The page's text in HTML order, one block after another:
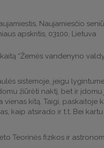
Naujamiesčio
apskritis, 03100, Lietuva
“Žemės vandenyno
sistemoje, jeigu
žiūrėti naktį, bet ir
kitą. Taigi, paskaitoje
kaip atsirado ir t.t. Bei
Teorinės fizikos ir